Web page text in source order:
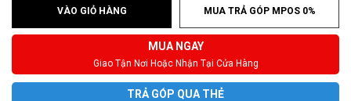
VÀO GIỎ HÀNG MUA TRẢ GÓP MPOS 0%
MUA NGAY
Giao Tận Nơi Hoặc Nhận Tại Cửa Hàng
TRẢ GÓP QUA THẺ